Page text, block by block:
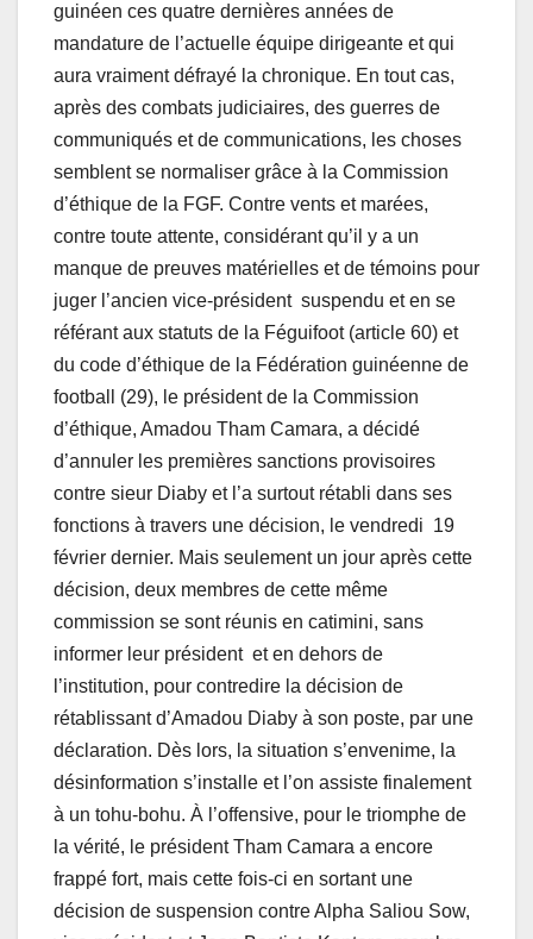
guinéen ces quatre dernières années de
mandature de l’actuelle équipe dirigeante et qui
aura vraiment défrayé la chronique. En tout cas,
après des combats judiciaires, des guerres de
communiqués et de communications, les choses
semblent se normaliser grâce à la Commission
d’éthique de la FGF. Contre vents et marées,
contre toute attente, considérant qu’il y a un
manque de preuves matérielles et de témoins pour
juger l’ancien vice-président suspendu et en se
référant aux statuts de la Féguifoot (article 60) et
du code d’éthique de la Fédération guinéenne de
football (29), le président de la Commission
d’éthique, Amadou Tham Camara, a décidé
d’annuler les premières sanctions provisoires
contre sieur Diaby et l’a surtout rétabli dans ses
fonctions à travers une décision, le vendredi 19
février dernier. Mais seulement un jour après cette
décision, deux membres de cette même
commission se sont réunis en catimini, sans
informer leur président et en dehors de
l’institution, pour contredire la décision de
rétablissant d’Amadou Diaby à son poste, par une
déclaration. Dès lors, la situation s’envenime, la
désinformation s’installe et l’on assiste finalement
à un tohu-bohu. À l’offensive, pour le triomphe de
la vérité, le président Tham Camara a encore
frappé fort, mais cette fois-ci en sortant une
décision de suspension contre Alpha Saliou Sow,